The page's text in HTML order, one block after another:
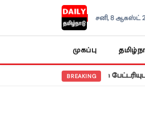
சனி, 8 ஆகஸ்ட்
முகப்பு
BREAKING
17 5ஜி: 8,000 mAh பேட்டரியுடன்